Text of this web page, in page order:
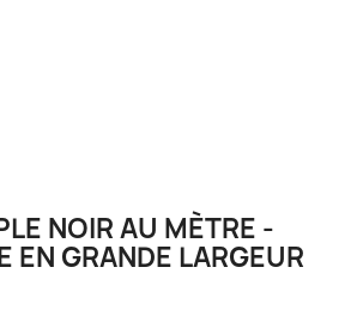
NOIR AU MÈTRE -
EN GRANDE LARGEUR